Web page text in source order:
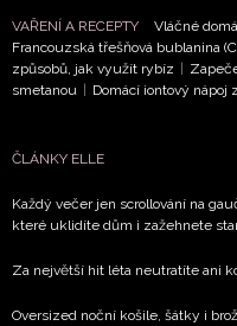
Přihlášením k
podmínkami
Vašimi údaji pracovat
vyhodnocení akce a
informace od našich
soukromí
VAŘENÍ A RECEPTY Vláčné
Francouzská třešňová bublanina
způsobů, jak využít rybíz |
smetanou | Domácí iontový nápoj
ČLÁNKY ELLE
Každý večer jen scrollování na
které uklidíte dům i zažehnete
Za největší hit léta neutratíte ani
Oversized noční košile, šátky i